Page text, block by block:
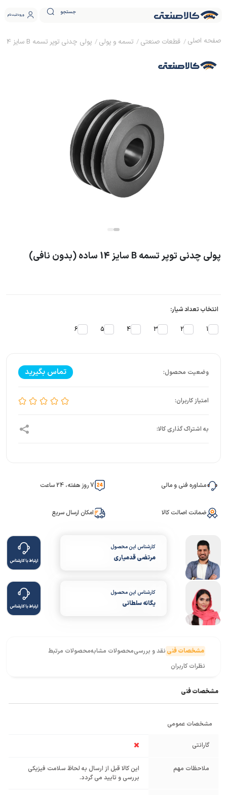
جستجو ورود ثبت نام
قطعات صنعتی تسمه و پولی پولی چدنی توپر تسمه B سایز 14 ساده (بدون نافی)
پولی چدنی توپر تسمه B سایز 14 ساده (بدون نافی)
انتخاب تعداد شیار:
1
2
3
4
5
6
تماس بگیرید
مشاوره فنی و مالی 7 روز هفته، 24 ساعت
ضمانت اصالت کالا امکان ارسال سریع
کارشناس این محصول
مرتضی قدمیاری ارتباط با کارشناس
کارشناس این محصول
یگانه سلطانی ارتباط با کارشناس
مشخصات فنی نقد و بررسیمحصولات مشابهمحصولات مرتبط
نظرات کاربران
مشخصات فنی
مشخصات عمومی
گارانتی
ملاحظات مهم
این کالا قبل از ارسال به لحاظ سلامت فیزیکی
بررسی و تایید می گردد.